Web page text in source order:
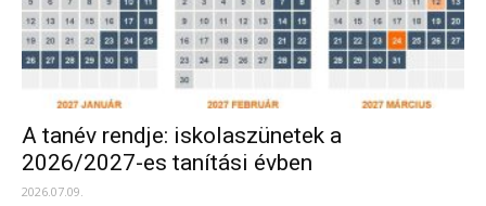
A tanév rendje: iskolaszünetek a
2026/2027-es tanítási évben
2026.07.09.